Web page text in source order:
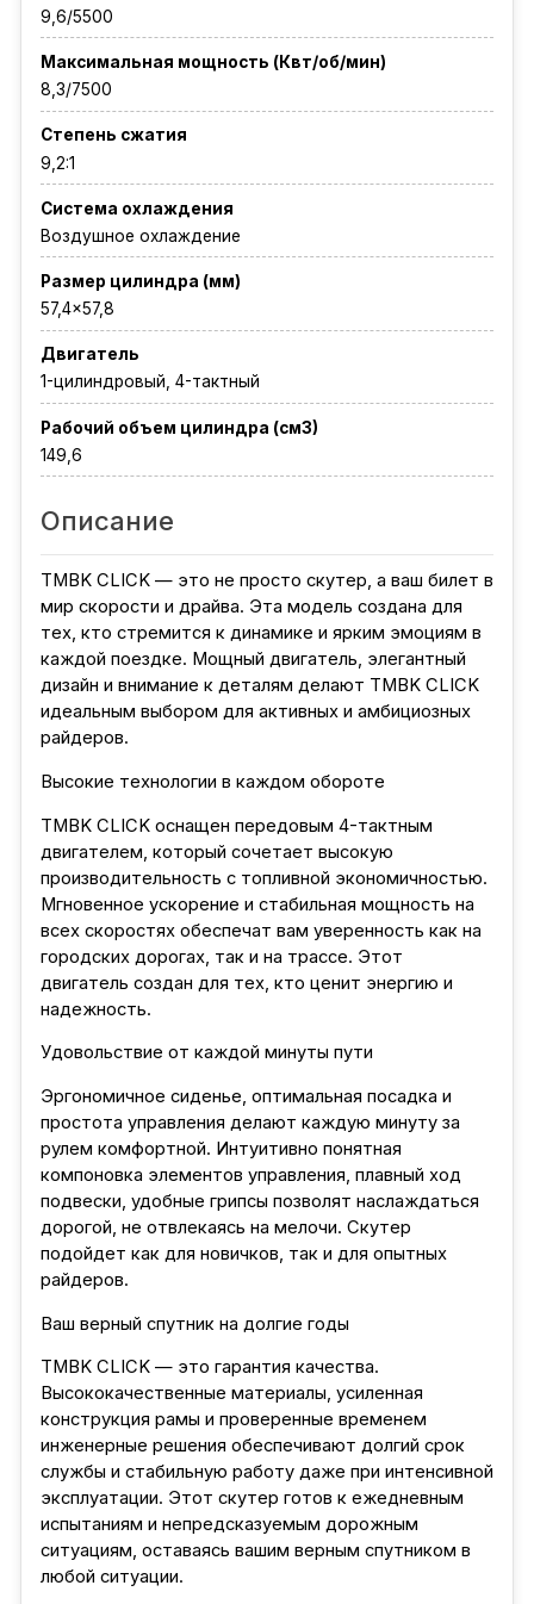
9,6/5500
Максимальная мощность (Квт/об/мин)
8,3/7500
Степень сжатия
9,2:1
Система охлаждения
Воздушное охлаждение
Размер цилиндра (мм)
57,4×57,8
Двигатель
1-цилиндровый, 4-тактный
Рабочий объем цилиндра (см3)
149,6
Описание
TMBK CLICK — это не просто скутер, а ваш билет в
мир скорости и драйва. Эта модель создана для
тех, кто стремится к динамике и ярким эмоциям в
каждой поездке. Мощный двигатель, элегантный
дизайн и внимание к деталям делают TMBK CLICK
идеальным выбором для активных и амбициозных
райдеров.
Высокие технологии в каждом обороте
TMBK CLICK оснащен передовым 4-тактным
двигателем, который сочетает высокую
производительность с топливной экономичностью.
Мгновенное ускорение и стабильная мощность на
всех скоростях обеспечат вам уверенность как на
городских дорогах, так и на трассе. Этот
двигатель создан для тех, кто ценит энергию и
надежность.
Удовольствие от каждой минуты пути
Эргономичное сиденье, оптимальная посадка и
простота управления делают каждую минуту за
рулем комфортной. Интуитивно понятная
компоновка элементов управления, плавный ход
подвески, удобные грипсы позволят наслаждаться
дорогой, не отвлекаясь на мелочи. Скутер
подойдет как для новичков, так и для опытных
райдеров.
Ваш верный спутник на долгие годы
TMBK CLICK — это гарантия качества.
Высококачественные материалы, усиленная
конструкция рамы и проверенные временем
инженерные решения обеспечивают долгий срок
службы и стабильную работу даже при интенсивной
эксплуатации. Этот скутер готов к ежедневным
испытаниям и непредсказуемым дорожным
ситуациям, оставаясь вашим верным спутником в
любой ситуации.